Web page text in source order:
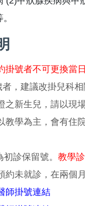
掛號者不可更換當
，建議改掛兒科相
之新生兒，請以現
教學為主，會有住
診保留號。 教學
約未就診，在兩個
師掛號連結